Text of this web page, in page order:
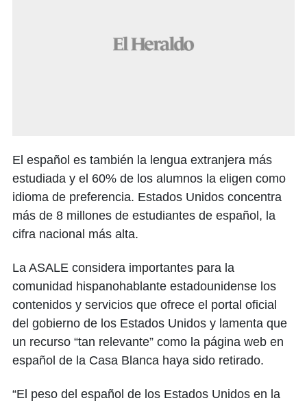
El español es también la lengua extranjera más
estudiada y el 60% de los alumnos la eligen como
idioma de preferencia. Estados Unidos concentra
más de 8 millones de estudiantes de español, la
cifra nacional más alta.
La ASALE considera importantes para la
comunidad hispanohablante estadounidense los
contenidos y servicios que ofrece el portal oficial
del gobierno de los Estados Unidos y lamenta que
un recurso “tan relevante” como la página web en
español de la Casa Blanca haya sido retirado.
“El peso del español de los Estados Unidos en la